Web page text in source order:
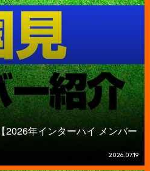
2026年インターハイ メンバー
2026.07.19